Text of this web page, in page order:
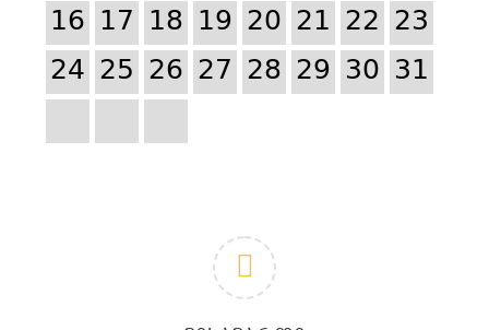
16 17 18 19 20 21 22 23
24 25 26 27 28 29 30 31